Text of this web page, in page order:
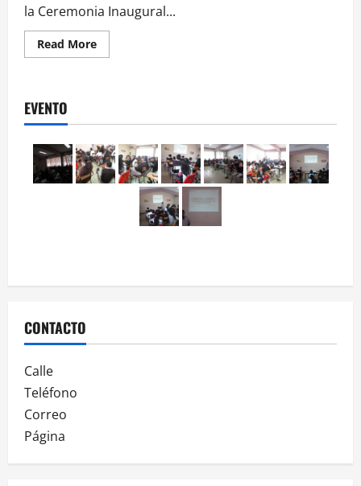
la Ceremonia Inaugural...
Read MoreRead
more
Enlace
las
Entidades
Federativas
EVENTO
CONTACTO
Calle
Teléfono
Correo
Página